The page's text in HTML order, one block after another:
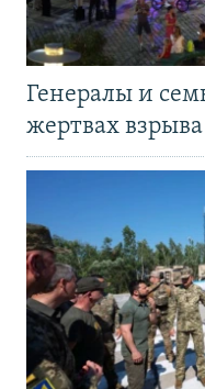
Генералы и
жертвах